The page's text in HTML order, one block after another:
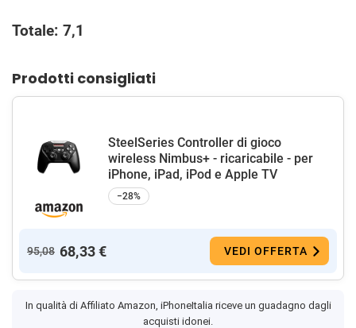
Totale: 7,1
Prodotti consigliati
SteelSeries Controller di gioco
wireless Nimbus+ - ricaricabile - per
iPhone, iPad, iPod e Apple TV
−28%
95,08 68,33 € VEDI OFFERTA
In qualità di Affiliato Amazon, iPhoneItalia riceve un guadagno dagli
acquisti idonei.